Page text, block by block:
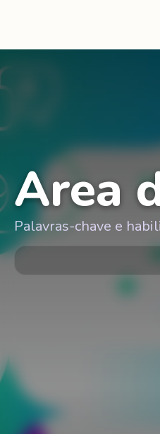
Area
Palavras-chave e